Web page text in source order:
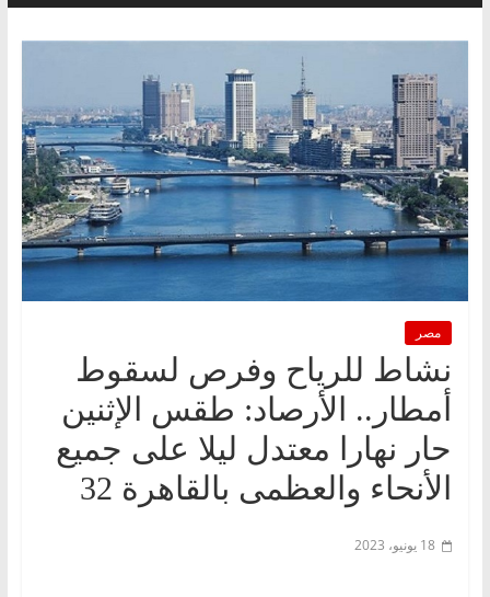
مصر
نشاط للرياح وفرص لسقوط
أمطار.. الأرصاد: طقس الإثنين
حار نهارا معتدل ليلا على جميع
الأنحاء والعظمى بالقاهرة 32
18 يونيو، 2023